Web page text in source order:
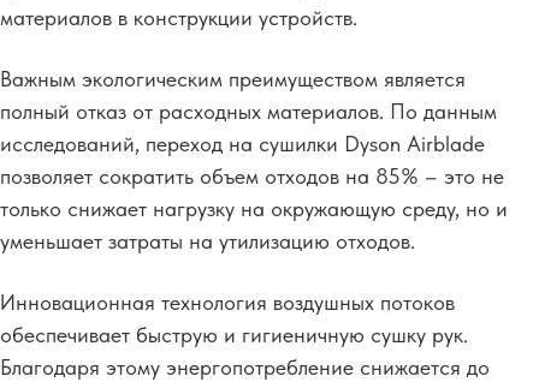
материалов в конструкции устройств.
Важным экологическим преимуществом является
полный отказ от расходных материалов. По данным
исследований, переход на сушилки Dyson Airblade
позволяет сократить объем отходов на 85% – это не
только снижает нагрузку на окружающую среду, но и
уменьшает затраты на утилизацию отходов.
Инновационная технология воздушных потоков
обеспечивает быструю и гигиеничную сушку рук.
Благодаря этому энергопотребление снижается до